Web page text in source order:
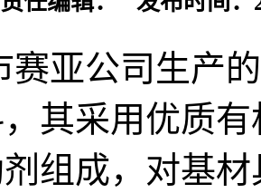
亚公司生产的
其采用优质
组成，对基